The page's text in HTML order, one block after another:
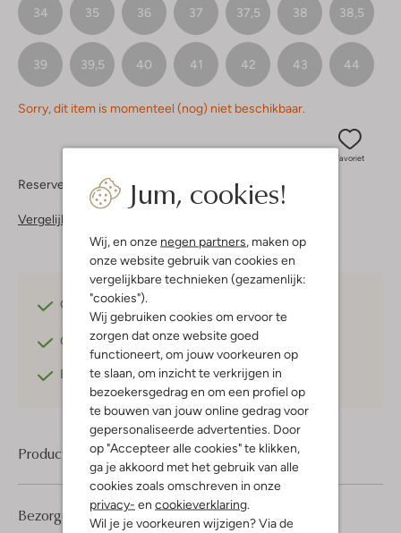
Jum, cookies!
Wij, en onze negen partners, maken op
onze website gebruik van cookies en
vergelijkbare technieken (gezamenlijk:
"cookies").
Wij gebruiken cookies om ervoor te
zorgen dat onze website goed
functioneert, om jouw voorkeuren op
te slaan, om inzicht te verkrijgen in
bezoekersgedrag en om een profiel op
te bouwen van jouw online gedrag voor
gepersonaliseerde advertenties. Door
op "Accepteer alle cookies" te klikken,
ga je akkoord met het gebruik van alle
cookies zoals omschreven in onze
privacy- en cookieverklaring.
Wil je je voorkeuren wijzigen? Via de
34 35 36 37 37,5 38 38,5
39 39,5 40 41 42 43 44
Sorry, dit item is momenteel (nog) niet beschikbaar.
Favoriet
Reserveer direct in een van onze 37 boutiques
Vergelijkbare items
Gratis verzending
Gratis retournerenbinnen 30 dagen*
Betaal achterafmet Klarna
Product informatie
Bezorgen & retourneren